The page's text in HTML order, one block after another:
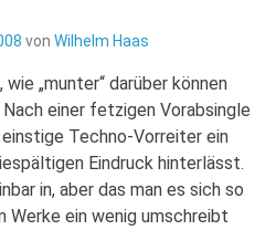
von Wilhelm Haas
wie „munter“ darüber können
einer fetzigen Vorabsingle
Techno-Vorreiter ein
Eindruck hinterlässt.
in, aber das man es sich so
Werke ein wenig umschreibt